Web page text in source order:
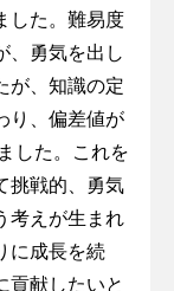
した。難易度
、勇気を出し
が、知識の定
り、偏差値が
した。これを
挑戦的、勇気
考えが生まれ
に成長を続
貢献したいと